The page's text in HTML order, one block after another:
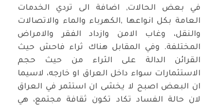
في بعض الحالات, اضافة الى تردي الخدمات
العامة بكل انواعها ,الكهرباء والماء والاتصالات
والنقل، وغاب الامن وازداد الفقر والامراض
المختلفة. وفي المقابل هناك ثراء فاحش حيث
القرائن الدالة على الثراء من حيث حجم
الاستثمارات سواء داخل العراق او خارجه، لاسيما
ان البعض اصبح لا يخشى ان استثمر في العراق
لان حالة الفساد تكاد تكون ثقافة مجتمع، هي